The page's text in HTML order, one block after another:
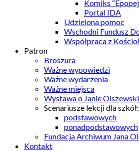
Komiks
Portal IDA
Udzielona pomoc
Wschodni Fundusz
Współpraca z
Patron
Broszura
Ważne wypowiedzi
Ważne wydarzenia
Ważne miejsca
Wystawa o Janie
Scenariusze lekcji dla szkół:
podstawowych
ponadpodstawowych
Fundacja Archiwum Jana
Kontakt